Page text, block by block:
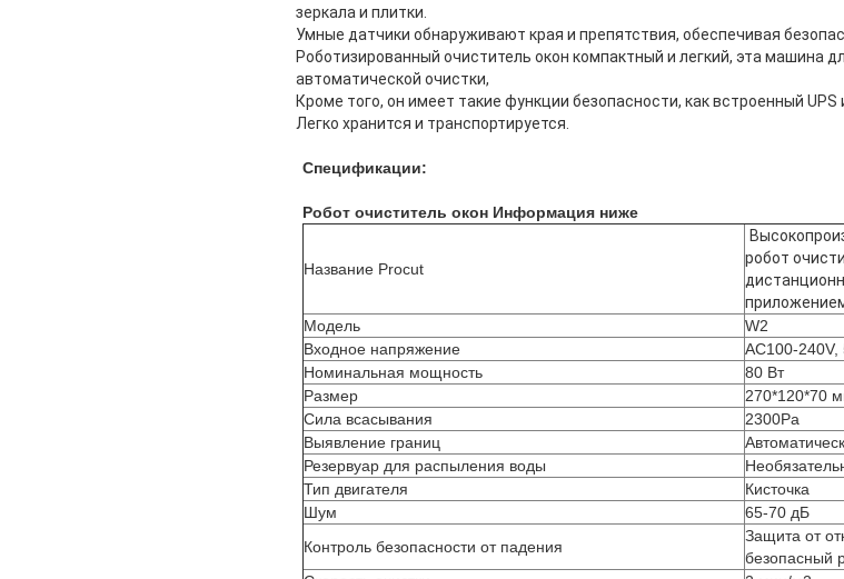
зеркала и плитки.
Умные датчики обнаруживают края и препятствия, обеспечивая
Роботизированный очиститель окон компактный и легкий, эта машина
автоматической очистки,
Кроме того, он имеет такие функции безопасности, как встроенный UPS
Легко хранится и транспортируется.
Спецификации:
Робот очиститель окон Информация ниже
Название Procut
робот
Модель
W2
Входное напряжение
AC100-240V,
Номинальная мощность
80 Вт
Размер
270*120*70
Сила всасывания
2300Pa
Выявление границ
Резервуар для распыления воды
Тип двигателя
Кисточка
Шум
65-70 дБ
Контроль безопасности от падения
Защита от
безопасный